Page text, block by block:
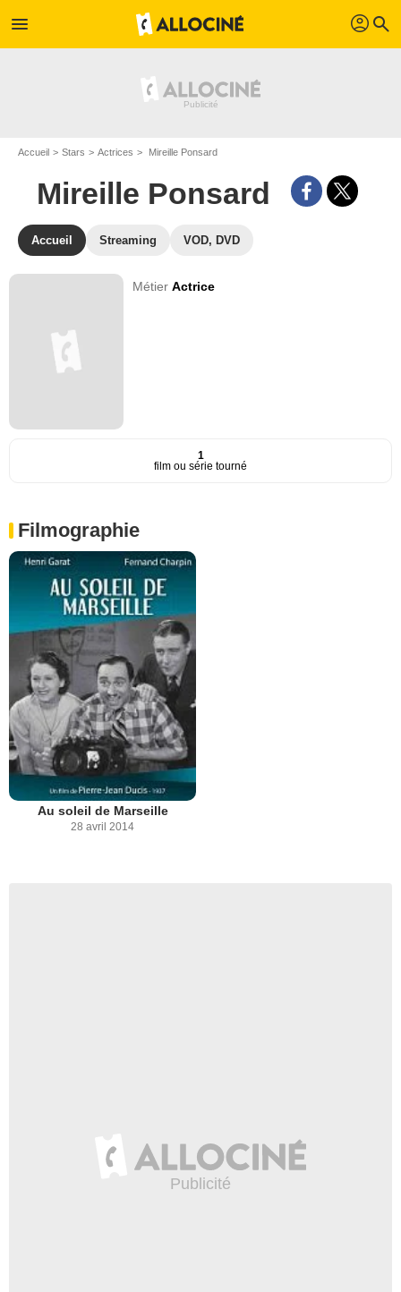
menu profil search
Accueil Stars Actrices Mireille Ponsard
Mireille Ponsard
Accueil Streaming VOD, DVD
MétierActrice
1
film ou série tourné
Filmographie
Au soleil de Marseille
28 avril 2014